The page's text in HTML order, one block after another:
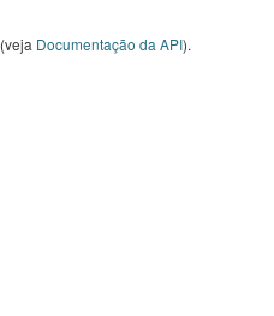
(veja Documentação da API).